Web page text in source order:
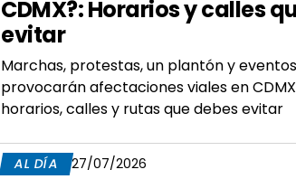
CDMX?: Horarios y calles
evitar
Marchas, protestas, un plantón y
provocarán afectaciones viales en
horarios, calles y rutas que debes evitar
AL DÍA 27/07/2026